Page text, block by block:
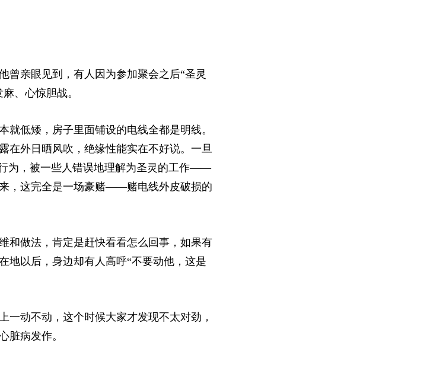
曾亲眼见到，有人因为参加聚会之后“圣灵
、心惊胆战。
就低矮，房子里面铺设的电线全都是明线。
在外日晒风吹，绝缘性能实在不好说。一旦
为，被一些人错误地理解为圣灵的工作——
，这完全是一场豪赌——赌电线外皮破损的
和做法，肯定是赶快看看怎么回事，如果有
地以后，身边却有人高呼“不要动他，这是
一动不动，这个时候大家才发现不太对劲，
脏病发作。